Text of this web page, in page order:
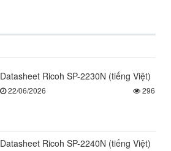
Datasheet Ricoh SP-2230N (tiếng Việt)
22/06/2026 296
Datasheet Ricoh SP-2240N (tiếng Việt)